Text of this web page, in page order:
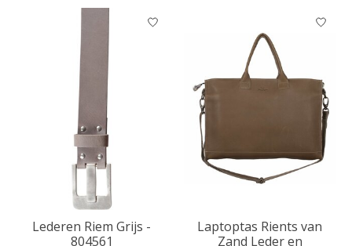
Lederen Riem Grijs -
804561
Laptoptas Rients van
Zand Leder en